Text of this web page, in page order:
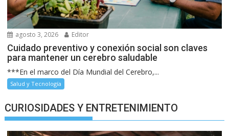
agosto 3, 2026 Editor
Cuidado preventivo y conexión social son claves
para mantener un cerebro saludable
***En el marco del Día Mundial del Cerebro,...
Salud y Tecnología
CURIOSIDADES Y ENTRETENIMIENTO